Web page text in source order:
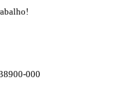
000